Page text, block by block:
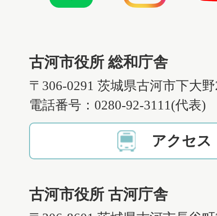
古河市役所 総和庁舎
〒306-0291 茨城県古河市下大
電話番号：0280-92-3111(代表)
アクセス
古河市役所 古河庁舎